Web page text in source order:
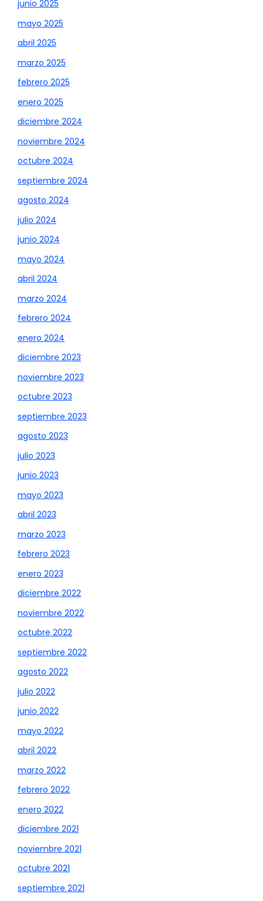
junio 2025
mayo 2025
abril 2025
marzo 2025
febrero 2025
enero 2025
diciembre 2024
noviembre 2024
octubre 2024
septiembre 2024
agosto 2024
julio 2024
junio 2024
mayo 2024
abril 2024
marzo 2024
febrero 2024
enero 2024
diciembre 2023
noviembre 2023
octubre 2023
septiembre 2023
agosto 2023
julio 2023
junio 2023
mayo 2023
abril 2023
marzo 2023
febrero 2023
enero 2023
diciembre 2022
noviembre 2022
octubre 2022
septiembre 2022
agosto 2022
julio 2022
junio 2022
mayo 2022
abril 2022
marzo 2022
febrero 2022
enero 2022
diciembre 2021
noviembre 2021
octubre 2021
septiembre 2021